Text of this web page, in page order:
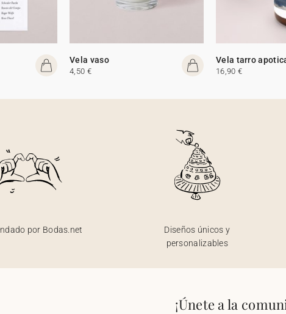
Vela vaso
4,50 €
Vela tarro
16,90 €
por Bodas.net
Diseños únicos y
personalizables
¡Únete a la